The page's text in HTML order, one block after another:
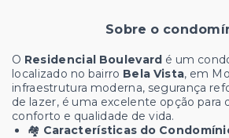
Sobre o
O Residencial Boulevard é um
localizado no bairro Bela Vista, em
infraestrutura moderna, segurança
de lazer, é uma excelente opção para
conforto e qualidade de vida.
🏘️ Características do